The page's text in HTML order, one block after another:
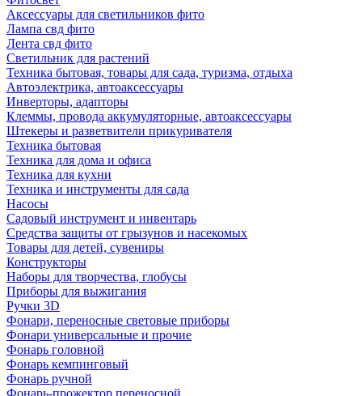
Аксессуары для светильников фито
Лампа свд фито
Лента свд фито
Светильник для растений
Техника бытовая, товары для сада, туризма, отдыха
Автоэлектрика, автоаксессуары
Инверторы, адапторы
Клеммы, провода аккумуляторные, автоаксессуары
Штекеры и разветвители прикуривателя
Техника бытовая
Техника для дома и офиса
Техника для кухни
Техника и инструменты для сада
Насосы
Садовый инструмент и инвентарь
Средства защиты от грызунов и насекомых
Товары для детей, сувениры
Конструкторы
Наборы для творчества, глобусы
Приборы для выжигания
Ручки 3D
Фонари, переносные световые приборы
Фонари универсальные и прочие
Фонарь головной
Фонарь кемпинговый
Фонарь ручной
Фонарь-прожектор переносной